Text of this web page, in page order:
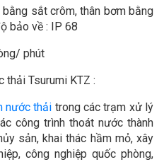
sắt crôm, thân bơm bằng
bảo về : IP 68
phút
thải Tsurumi KTZ :
nước thải trong các trạm xử lý
công trình thoát nước thành
sản, khai thác hầm mỏ, xây
công nghiệp quốc phòng,